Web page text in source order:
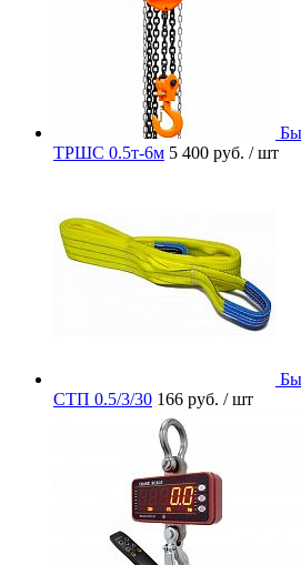
ТРШС 0.5т-6м 5 400 руб. / шт
СТП 0.5/3/30 166 руб. / шт